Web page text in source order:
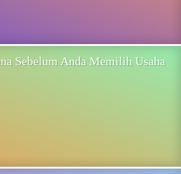
Sebelum Anda Memilih Usaha